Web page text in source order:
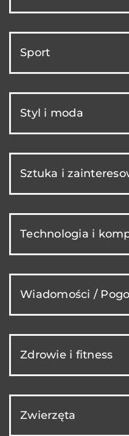
Sport
Styl i moda
Sztuka i
Technologia i
Wiadomości /
Zdrowie i fitness
Zwierzęta